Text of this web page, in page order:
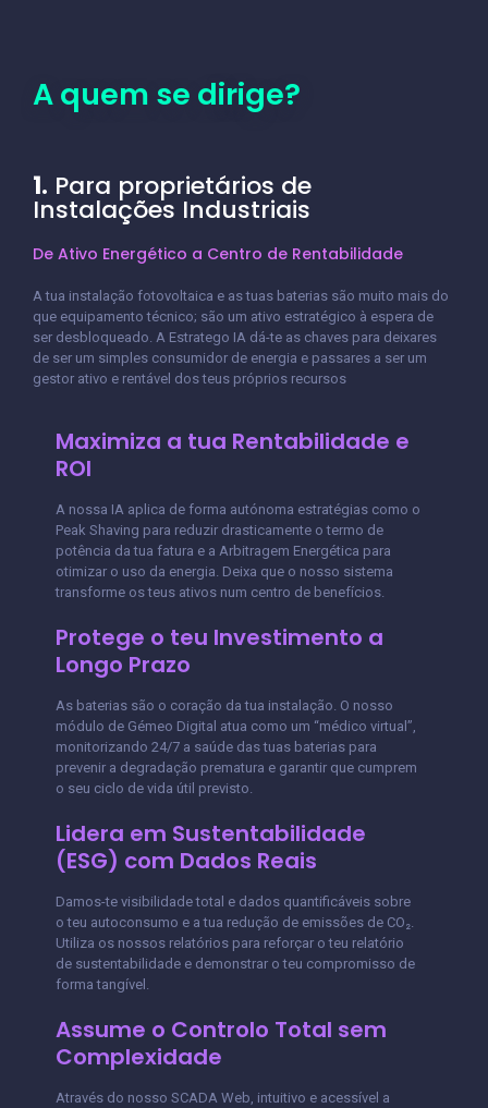
A quem se dirige?
1. Para proprietários de
Instalações Industriais
De Ativo Energético a Centro de Rentabilidade
A tua instalação fotovoltaica e as tuas baterias são muito mais do
que equipamento técnico; são um ativo estratégico à espera de
ser desbloqueado. A Estratego IA dá-te as chaves para deixares
de ser um simples consumidor de energia e passares a ser um
gestor ativo e rentável dos teus próprios recursos
Maximiza a tua Rentabilidade e
ROI
A nossa IA aplica de forma autónoma estratégias como o
Peak Shaving para reduzir drasticamente o termo de
potência da tua fatura e a Arbitragem Energética para
otimizar o uso da energia. Deixa que o nosso sistema
transforme os teus ativos num centro de benefícios.
Protege o teu Investimento a
Longo Prazo
As baterias são o coração da tua instalação. O nosso
módulo de Gémeo Digital atua como um “médico virtual”,
monitorizando 24/7 a saúde das tuas baterias para
prevenir a degradação prematura e garantir que cumprem
o seu ciclo de vida útil previsto.
Lidera em Sustentabilidade
(ESG) com Dados Reais
Damos-te visibilidade total e dados quantificáveis sobre
o teu autoconsumo e a tua redução de emissões de CO₂.
Utiliza os nossos relatórios para reforçar o teu relatório
de sustentabilidade e demonstrar o teu compromisso de
forma tangível.
Assume o Controlo Total sem
Complexidade
Através do nosso SCADA Web, intuitivo e acessível a